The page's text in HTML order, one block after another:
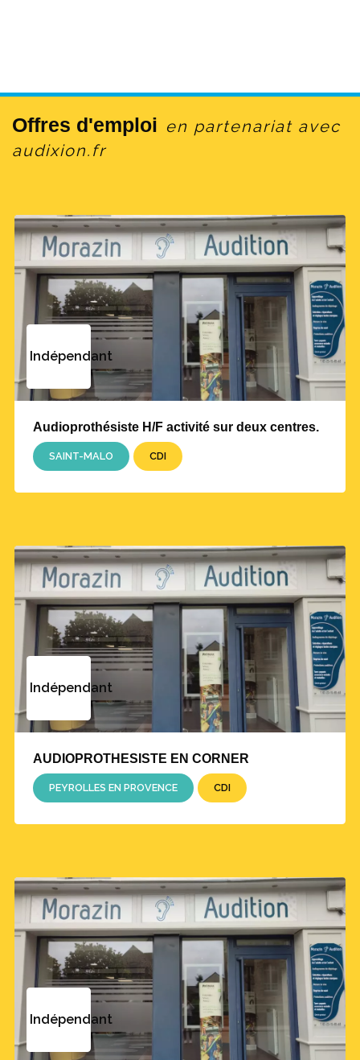
Offres d'emploi en partenariat avec
audixion.fr
Indépendant
Audioprothésiste H/F activité sur deux centres.
SAINT-MALO CDI
Indépendant
AUDIOPROTHESISTE EN CORNER
PEYROLLES EN PROVENCE CDI
Indépendant